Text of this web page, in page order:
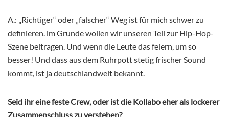
A.: „Richtiger“ oder „falscher“ Weg ist für mich schwer zu
definieren. im Grunde wollen wir unseren Teil zur Hip-Hop-
Szene beitragen. Und wenn die Leute das feiern, um so
besser! Und dass aus dem Ruhrpott stetig frischer Sound
kommt, ist ja deutschlandweit bekannt.
Seid ihr eine feste Crew, oder ist die Kollabo eher als lockerer
Zusammenschluss zu verstehen?